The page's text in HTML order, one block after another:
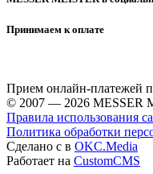
Принимаем к оплате
Прием онлайн-платежей
© 2007 — 2026 MESSER
Правила использования
Политика обработки
Сделано с в OKC.Media
Работает на CustomCMS